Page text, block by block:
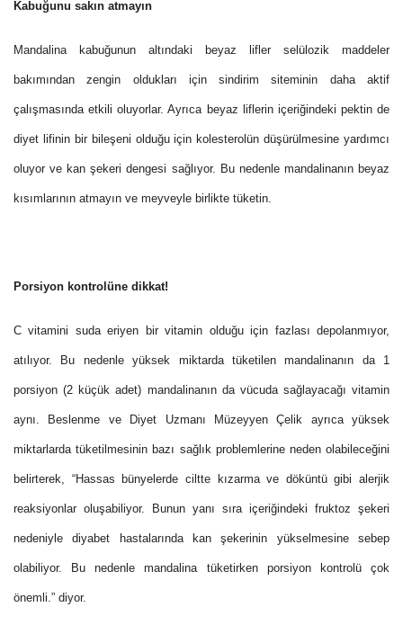
Kabuğunu sakın atmayın
Mandalina kabuğunun altındaki beyaz lifler selülozik maddeler
bakımından zengin oldukları için sindirim siteminin daha aktif
çalışmasında etkili oluyorlar. Ayrıca beyaz liflerin içeriğindeki pektin de
diyet lifinin bir bileşeni olduğu için kolesterolün düşürülmesine yardımcı
oluyor ve kan şekeri dengesi sağlıyor. Bu nedenle mandalinanın beyaz
kısımlarının atmayın ve meyveyle birlikte tüketin.
Porsiyon kontrolüne dikkat!
C vitamini suda eriyen bir vitamin olduğu için fazlası depolanmıyor,
atılıyor. Bu nedenle yüksek miktarda tüketilen mandalinanın da 1
porsiyon (2 küçük adet) mandalinanın da vücuda sağlayacağı vitamin
aynı. Beslenme ve Diyet Uzmanı Müzeyyen Çelik ayrıca yüksek
miktarlarda tüketilmesinin bazı sağlık problemlerine neden olabileceğini
belirterek, “Hassas bünyelerde ciltte kızarma ve döküntü gibi alerjik
reaksiyonlar oluşabiliyor. Bunun yanı sıra içeriğindeki fruktoz şekeri
nedeniyle diyabet hastalarında kan şekerinin yükselmesine sebep
olabiliyor. Bu nedenle mandalina tüketirken porsiyon kontrolü çok
önemli.” diyor.